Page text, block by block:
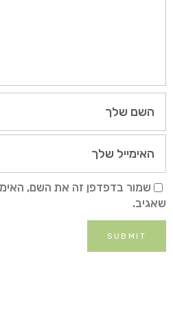
שמור בדפדפן זה את השם,
שאגיב.